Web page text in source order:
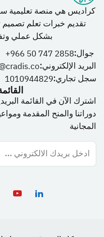
كراديس هي منصة تعليمية
تقديم خبرات تعلم
بشكل عملي
جوال:966 50 747 2858+
البريد الإلكتروني:
سجل تجاري:1010944829
اشترك الآن في القائمة
دوراتنا والمنح المقدمة
المجانية